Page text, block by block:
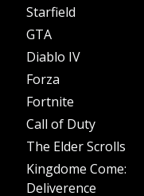
Starfield
GTA
Diablo IV
Forza
Fortnite
Call of Duty
The Elder Scrolls
Kingdome Come:
Deliverence